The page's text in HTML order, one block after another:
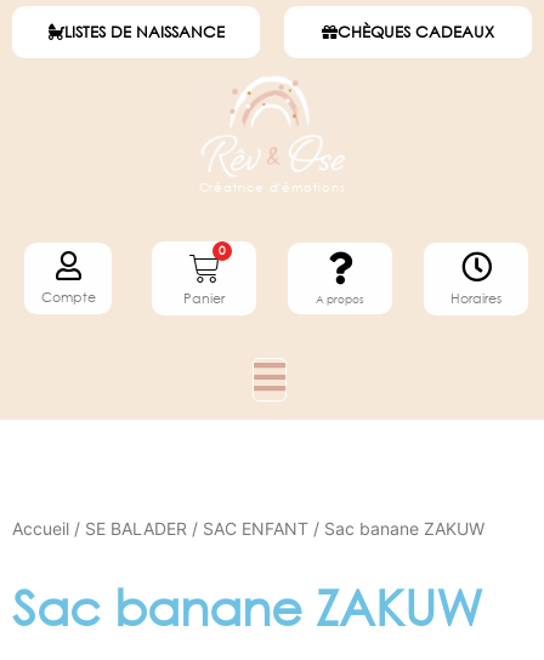
LISTES DE NAISSANCE CHÈQUES CADEAUX
Créatrice d'émotions
Compte
0
Panier A propos Horaires
Accueil / SE BALADER / SAC ENFANT / Sac banane ZAKUW
Sac banane ZAKUW